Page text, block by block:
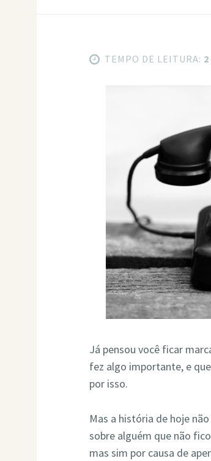
TEMPO DE LEITURA:
Já pensou você ficar
fez algo importante, e
por isso.
Mas a história de hoje
sobre alguém que não
mas sim por causa de